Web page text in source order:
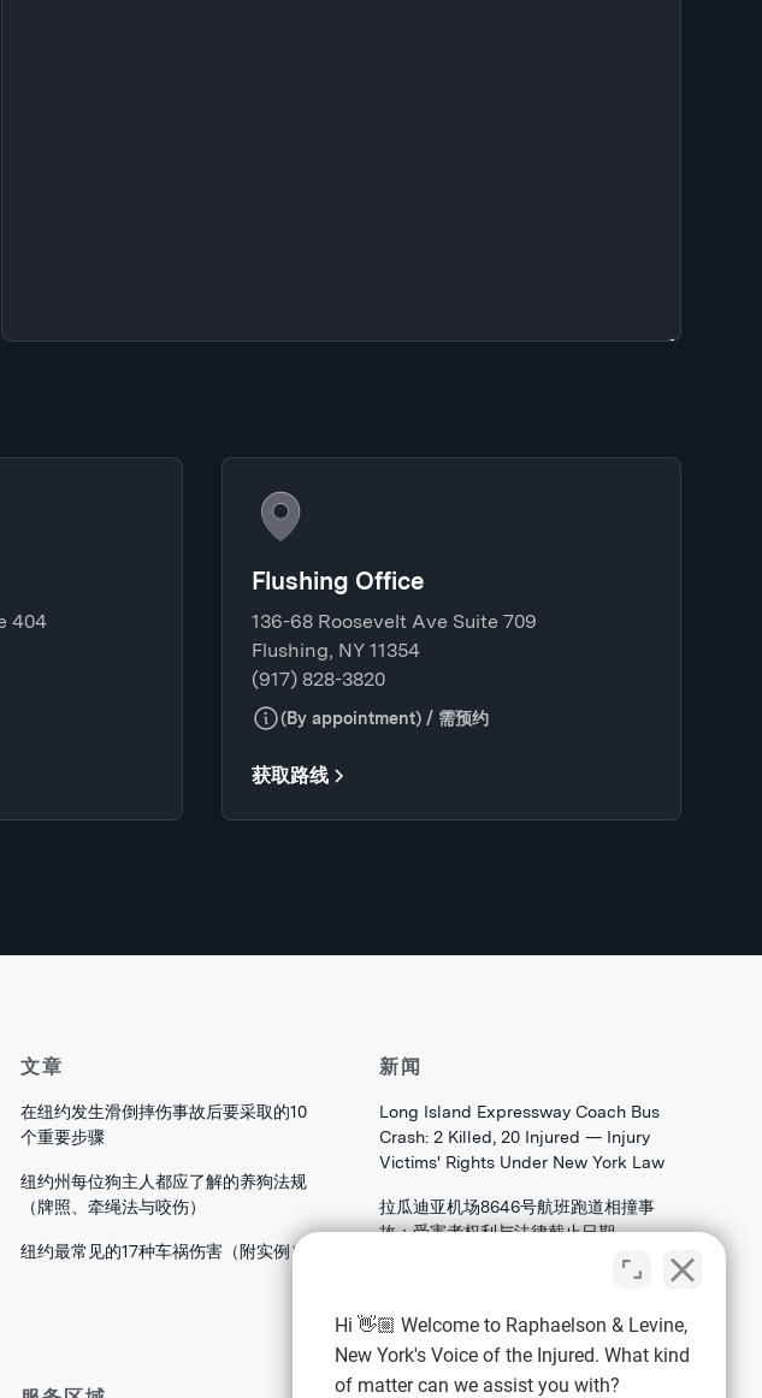
404
Flushing Office
136-68 Roosevelt Ave Suite 709
Flushing, NY 11354
(917) 828-3820
(By appointment) / 需预约
获取路线
文章
在纽约发生滑倒摔伤事故后要采取的10
个重要步骤
纽约州每位狗主人都应了解的养狗法规
（牌照、牵绳法与咬伤）
纽约最常见的17种车祸伤害（附实例）
新闻
Long Island Expressway Coach Bus
Crash: 2 Killed, 20 Injured — Injury
Victims' Rights Under New York Law
拉瓜迪亚机场8646号航班跑道相撞事
故：受害者权利与法律截止日期
法拉盛皇后区大学角大道发生火焰：家
Hi 👋🏼 Welcome to Raphaelson & Levine,
New York's Voice of the Injured. What kind
of matter can we assist you with?